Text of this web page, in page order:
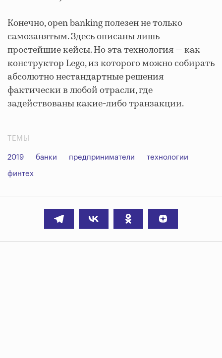
Конечно, open banking полезен не только
самозанятым. Здесь описаны лишь
простейшие кейсы. Но эта технология — как
конструктор Lego, из которого можно собирать
абсолютно нестандартные решения
фактически в любой отрасли, где
задействованы какие-либо транзакции.
ТЕМЫ
2019 банки предприниматели технологии
финтех